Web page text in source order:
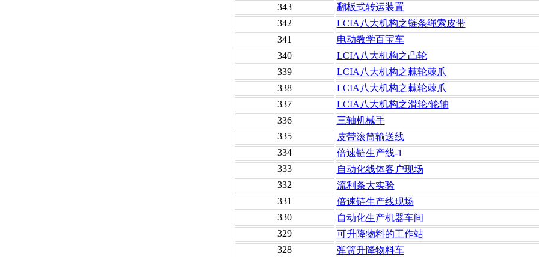
343
翻板式转运装置
342
LCIA八大机构之链条绳索皮带
341
电动教学百宝车
340
LCIA八大机构之凸轮
339
LCIA八大机构之棘轮棘爪
338
LCIA八大机构之棘轮棘爪
337
LCIA八大机构之滑轮/轮轴
336
三轴机械手
335
皮带滚筒输送线
334
倍速链生产线-1
333
自动化线体客户现场
332
流利条大实验
331
倍速链生产线现场
330
自动化生产机器车间
329
可升降物料的工作站
328
弹簧升降物料车